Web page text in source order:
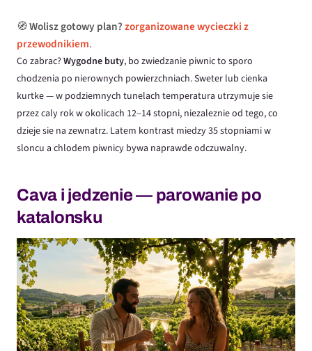
🧭Wolisz gotowy plan?zorganizowane wycieczki z
przewodnikiem.
Co zabrac?Wygodne buty, bo zwiedzanie piwnic to sporo
chodzenia po nierownych powierzchniach. Sweter lub cienka
kurtke — w podziemnych tunelach temperatura utrzymuje sie
przez caly rok w okolicach 12–14 stopni, niezaleznie od tego, co
dzieje sie na zewnatrz. Latem kontrast miedzy 35 stopniami w
sloncu a chlodem piwnicy bywa naprawde odczuwalny.
Cava i jedzenie — parowanie po
katalonsku